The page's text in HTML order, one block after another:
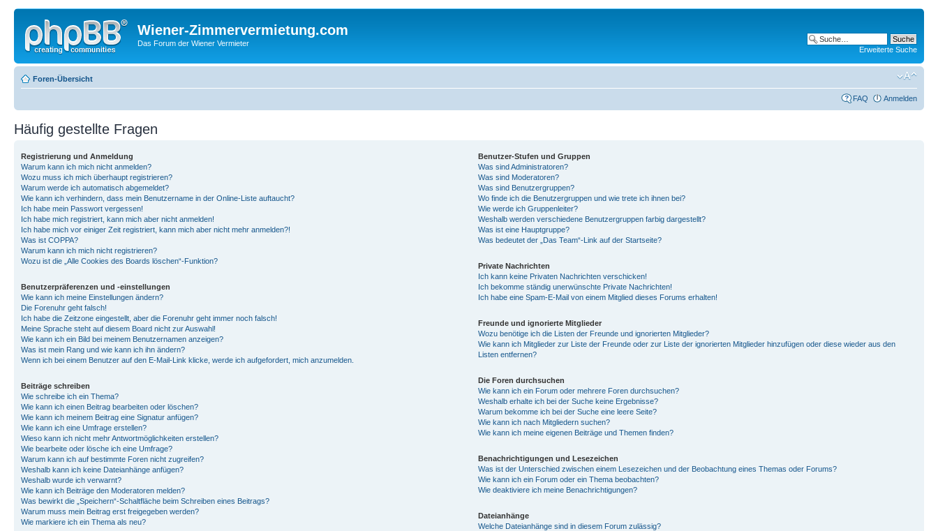
Wiener-Zimmervermietung.com
Das Forum der Wiener Vermieter
Erweiterte Suche
Foren-Übersicht
FAQ Anmelden
Häufig gestellte Fragen
Registrierung und Anmeldung
Warum kann ich mich nicht anmelden?
Wozu muss ich mich überhaupt registrieren?
Warum werde ich automatisch abgemeldet?
Wie kann ich verhindern, dass mein Benutzername in der Online-Liste auftaucht?
Ich habe mein Passwort vergessen!
Ich habe mich registriert, kann mich aber nicht anmelden!
Ich habe mich vor einiger Zeit registriert, kann mich aber nicht mehr anmelden?!
Was ist COPPA?
Warum kann ich mich nicht registrieren?
Wozu ist die „Alle Cookies des Boards löschen“-Funktion?
Benutzerpräferenzen und -einstellungen
Wie kann ich meine Einstellungen ändern?
Die Forenuhr geht falsch!
Ich habe die Zeitzone eingestellt, aber die Forenuhr geht immer noch falsch!
Meine Sprache steht auf diesem Board nicht zur Auswahl!
Wie kann ich ein Bild bei meinem Benutzernamen anzeigen?
Was ist mein Rang und wie kann ich ihn ändern?
Wenn ich bei einem Benutzer auf den E-Mail-Link klicke, werde ich aufgefordert, mich anzumelden.
Beiträge schreiben
Wie schreibe ich ein Thema?
Wie kann ich einen Beitrag bearbeiten oder löschen?
Wie kann ich meinem Beitrag eine Signatur anfügen?
Wie kann ich eine Umfrage erstellen?
Wieso kann ich nicht mehr Antwortmöglichkeiten erstellen?
Wie bearbeite oder lösche ich eine Umfrage?
Warum kann ich auf bestimmte Foren nicht zugreifen?
Weshalb kann ich keine Dateianhänge anfügen?
Weshalb wurde ich verwarnt?
Wie kann ich Beiträge den Moderatoren melden?
Was bewirkt die „Speichern“-Schaltfläche beim Schreiben eines Beitrags?
Warum muss mein Beitrag erst freigegeben werden?
Wie markiere ich ein Thema als neu?
Benutzer-Stufen und Gruppen
Was sind Administratoren?
Was sind Moderatoren?
Was sind Benutzergruppen?
Wo finde ich die Benutzergruppen und wie trete ich ihnen bei?
Wie werde ich Gruppenleiter?
Weshalb werden verschiedene Benutzergruppen farbig dargestellt?
Was ist eine Hauptgruppe?
Was bedeutet der „Das Team“-Link auf der Startseite?
Private Nachrichten
Ich kann keine Privaten Nachrichten verschicken!
Ich bekomme ständig unerwünschte Private Nachrichten!
Ich habe eine Spam-E-Mail von einem Mitglied dieses Forums erhalten!
Freunde und ignorierte Mitglieder
Wozu benötige ich die Listen der Freunde und ignorierten Mitglieder?
Wie kann ich Mitglieder zur Liste der Freunde oder zur Liste der ignorierten Mitglieder hinzufügen oder diese wieder aus den
Listen entfernen?
Die Foren durchsuchen
Wie kann ich ein Forum oder mehrere Foren durchsuchen?
Weshalb erhalte ich bei der Suche keine Ergebnisse?
Warum bekomme ich bei der Suche eine leere Seite?
Wie kann ich nach Mitgliedern suchen?
Wie kann ich meine eigenen Beiträge und Themen finden?
Benachrichtigungen und Lesezeichen
Was ist der Unterschied zwischen einem Lesezeichen und der Beobachtung eines Themas oder Forums?
Wie kann ich ein Forum oder ein Thema beobachten?
Wie deaktiviere ich meine Benachrichtigungen?
Dateianhänge
Welche Dateianhänge sind in diesem Forum zulässig?